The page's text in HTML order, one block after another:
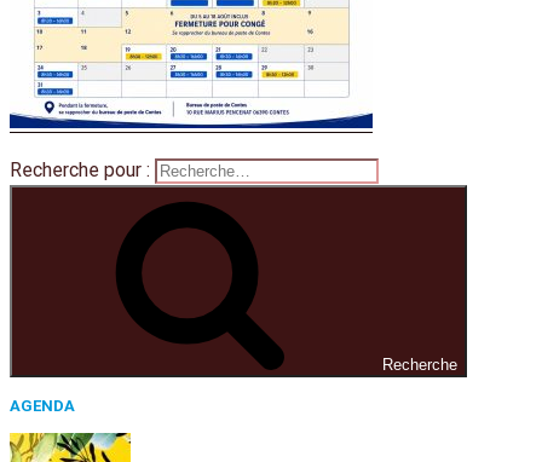
Recherche pour :
Recherche
AGENDA